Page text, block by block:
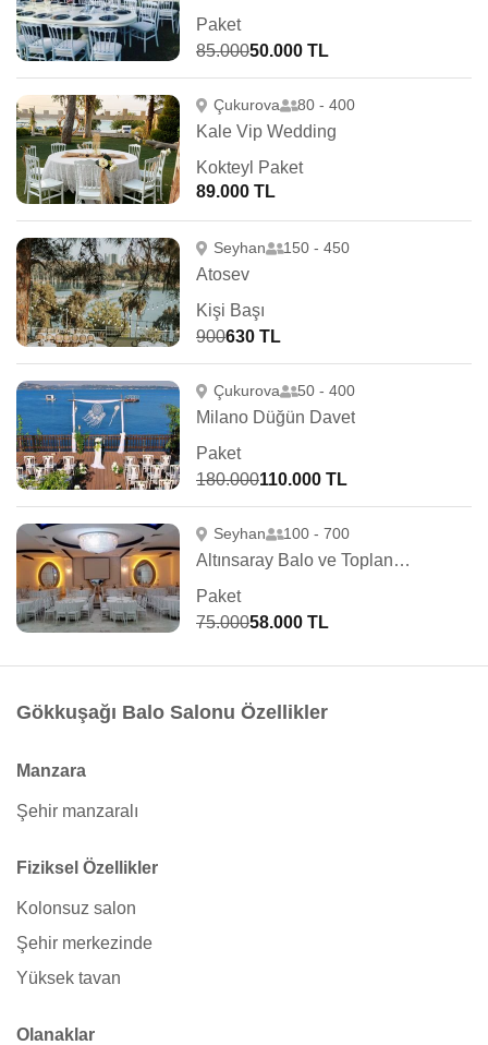
Paket
85.00050.000 TL
Çukurova 80 - 400
Kale Vip Wedding
Kokteyl Paket
89.000 TL
Seyhan 150 - 450
Atosev
Kişi Başı
900630 TL
Çukurova 50 - 400
Milano Düğün Davet
Paket
180.000110.000 TL
Seyhan 100 - 700
Altınsaray Balo ve Toplantı Salonu
Paket
75.00058.000 TL
Gökkuşağı Balo Salonu Özellikler
Manzara
Şehir manzaralı
Fiziksel Özellikler
Kolonsuz salon
Şehir merkezinde
Yüksek tavan
Olanaklar